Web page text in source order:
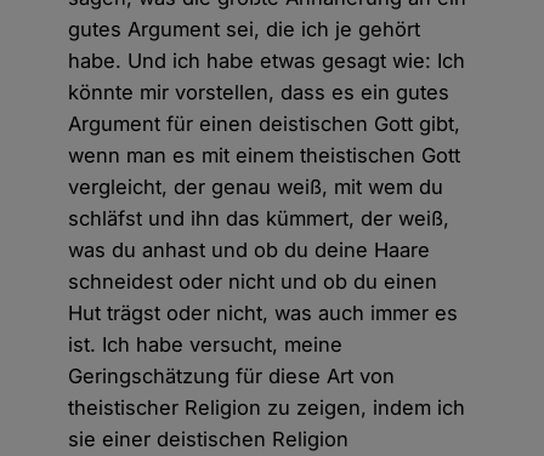
gutes Argument sei, die ich je gehört
habe. Und ich habe etwas gesagt wie: Ich
könnte mir vorstellen, dass es ein gutes
Argument für einen deistischen Gott gibt,
wenn man es mit einem theistischen Gott
vergleicht, der genau weiß, mit wem du
schläfst und ihn das kümmert, der weiß,
was du anhast und ob du deine Haare
schneidest oder nicht und ob du einen
Hut trägst oder nicht, was auch immer es
ist. Ich habe versucht, meine
Geringschätzung für diese Art von
theistischer Religion zu zeigen, indem ich
sie einer deistischen Religion